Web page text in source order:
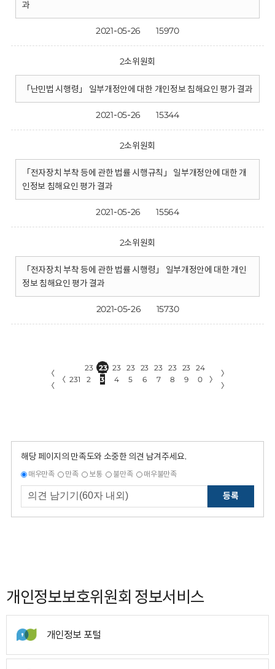
과
2021-05-26 15970
2소위원회
「난민법 시행령」 일부개정안에 대한 개인정보 침해요인 평가 결과
2021-05-26 15344
2소위원회
「전자장치 부착 등에 관한 법률 시행규칙」 일부개정안에 대한 개
인정보 침해요인 평가 결과
2021-05-26 15564
2소위원회
「전자장치 부착 등에 관한 법률 시행령」 일부개정안에 대한 개인
정보 침해요인 평가 결과
2021-05-26 15730
〈
〈
〈 231
23
2
23
3
23
4
23
5
23
6
23
7
23
8
23
9
24
0
〉
〉
〉
해당 페이지의 만족도와 소중한 의견 남겨주세요.
매우만족 만족 보통 불만족 매우불만족
등록
개인정보보호위원회 정보서비스
개인정보 포털